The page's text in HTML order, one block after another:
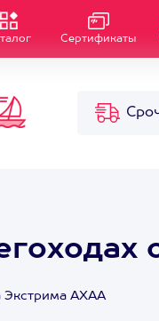
Сертификаты
Экстрима АХАА